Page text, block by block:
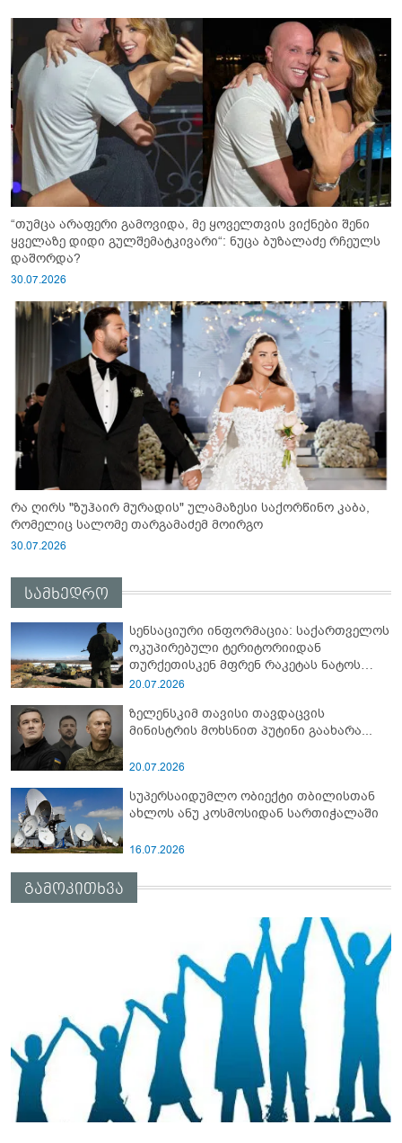
“თუმცა არაფერი გამოვიდა, მე ყოველთვის ვიქნები შენი
ყველაზე დიდი გულშემატკივარი“: ნუცა ბუზალაძე რჩეულს
დაშორდა?
30.07.2026
რა ღირს "ზუჰაირ მურადის" ულამაზესი საქორწინო კაბა,
რომელიც სალომე თარგამაძემ მოირგო
30.07.2026
სამხედრო
სენსაციური ინფორმაცია: საქართველოს
ოკუპირებული ტერიტორიიდან
თურქეთისკენ მფრენ რაკეტას ნატოს
სამიტი კინაღამ ჩაუშლია
20.07.2026
ზელენსკიმ თავისი თავდაცვის
მინისტრის მოხსნით პუტინი გაახარა...
20.07.2026
სუპერსაიდუმლო ობიექტი თბილისთან
ახლოს ანუ კოსმოსიდან სართიჭალაში
16.07.2026
გამოკითხვა